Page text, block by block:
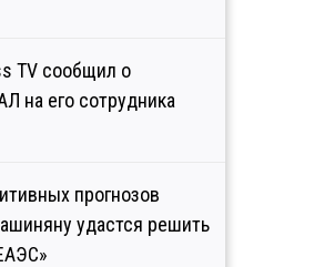
TV сообщил о
на его сотрудника
прогнозов
удастся решить